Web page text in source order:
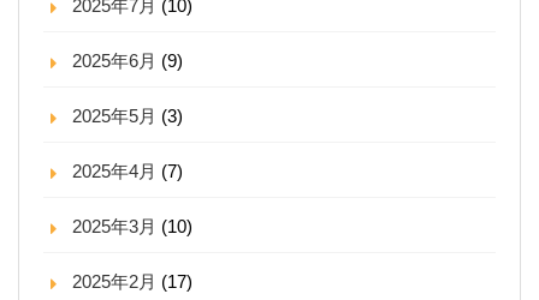
2025年7月 (10)
2025年6月 (9)
2025年5月 (3)
2025年4月 (7)
2025年3月 (10)
2025年2月 (17)